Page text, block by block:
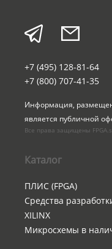
+7 (495) 128-81-64
+7 (800) 707-41-35
Информация,
является публичной
Все права защищены
Каталог
ПЛИС (FPGA)
Средства
XILINX
Микросхемы в